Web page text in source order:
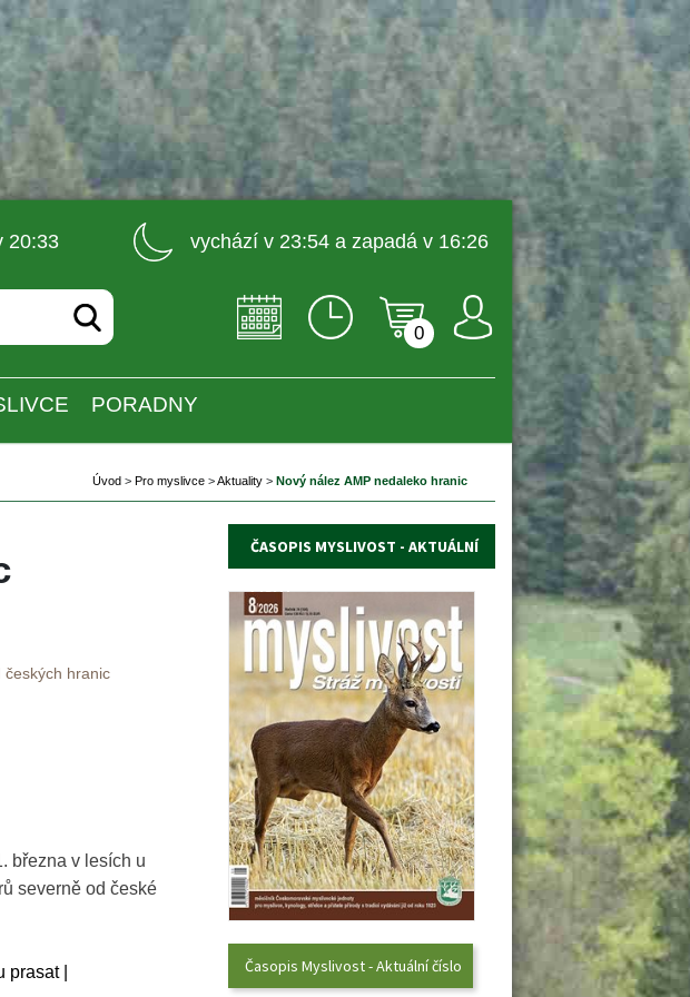
20:33 vychází v 23:54 a zapadá v 16:26
0
PORADNY
Úvod > Pro myslivce >Aktuality > Nový nález AMP nedaleko hranic
českých hranic
března v lesích u
severně od české
|
ČASOPIS MYSLIVOST - AKTUÁLNÍ
ČÍSLO
Časopis Myslivost - Aktuální číslo